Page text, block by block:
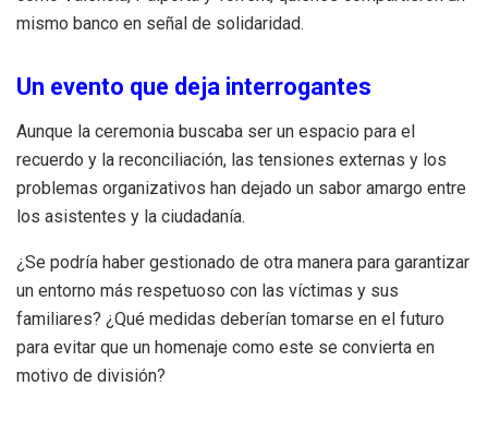
mismo banco en señal de solidaridad.
Un evento que deja interrogantes
Aunque la ceremonia buscaba ser un espacio para el
recuerdo y la reconciliación, las tensiones externas y los
problemas organizativos han dejado un sabor amargo entre
los asistentes y la ciudadanía.
¿Se podría haber gestionado de otra manera para garantizar
un entorno más respetuoso con las víctimas y sus
familiares? ¿Qué medidas deberían tomarse en el futuro
para evitar que un homenaje como este se convierta en
motivo de división?